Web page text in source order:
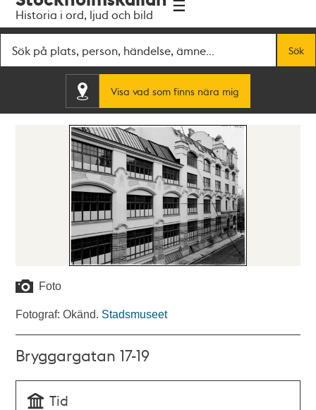
navigationen
huvudinnehållet
Historia i ord, ljud och bild
Sök
Visa vad som finns nära mig
Foto
Fotograf: Okänd. Stadsmuseet
Bryggargatan 17-19
Tid